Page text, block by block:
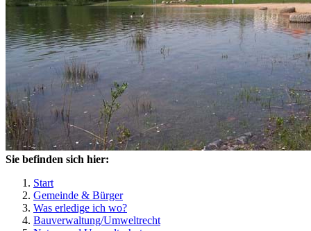
Sie befinden sich hier:
Start
Gemeinde & Bürger
Was erledige ich wo?
Bauverwaltung/Umweltrecht